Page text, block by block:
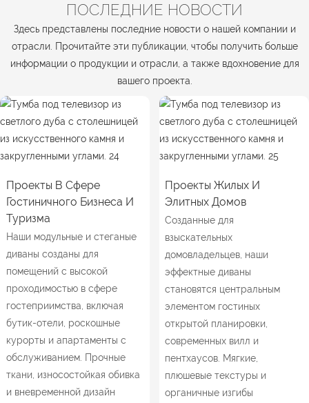
ПОСЛЕДНИЕ НОВОСТИ
Здесь представлены последние новости о нашей компании и
отрасли. Прочитайте эти публикации, чтобы получить больше
информации о продукции и отрасли, а также вдохновение для
вашего проекта.
Проекты В Сфере
Гостиничного Бизнеса И
Туризма
Наши модульные и стеганые
диваны созданы для
помещений с высокой
проходимостью в сфере
гостеприимства, включая
бутик-отели, роскошные
курорты и апартаменты с
обслуживанием. Прочные
ткани, износостойкая обивка
и вневременной дизайн
Проекты Жилых И
Элитных Домов
Созданные для
взыскательных
домовладельцев, наши
эффектные диваны
становятся центральным
элементом гостиных
открытой планировки,
современных вилл и
пентхаусов. Мягкие,
плюшевые текстуры и
органичные изгибы